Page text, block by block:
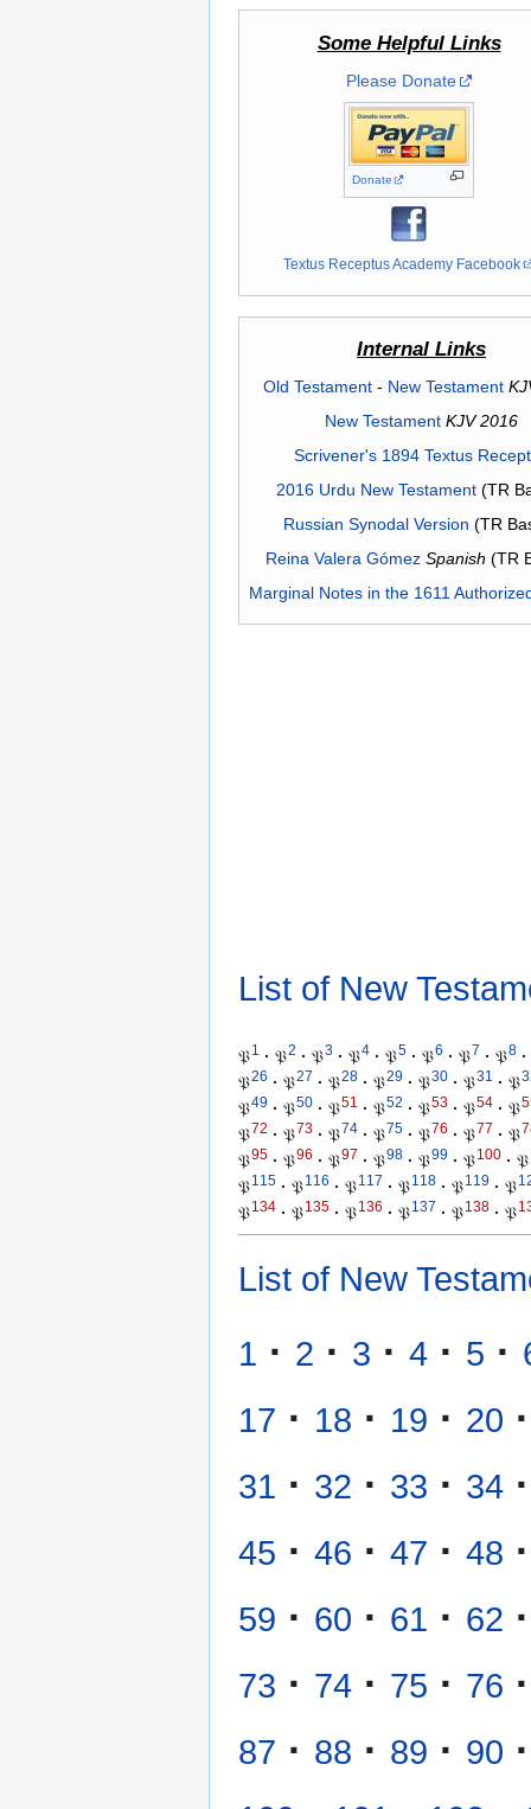
Some Helpful Links
Please Donate
Donate
Textus Receptus Academy Facebook
Internal Links
Old Testament- New Testament
New Testament KJV 2016
Scrivener's 1894 Textus
2016 Urdu New Testament(TR
Russian Synodal Version (TR
Reina Valera Gómez Spanish (TR
Marginal Notes in the 1611
List of New
𝔓1 · 𝔓2 · 𝔓3 · 𝔓4 · 𝔓5 · 𝔓6 · 𝔓7 · 𝔓8 ·
𝔓26 · 𝔓27 · 𝔓28 · 𝔓29 · 𝔓30 · 𝔓31 · 𝔓
𝔓49 · 𝔓50 · 𝔓51 · 𝔓52 · 𝔓53 · 𝔓54 · 𝔓
𝔓72 · 𝔓73 · 𝔓74 · 𝔓75 · 𝔓76 · 𝔓77 · 𝔓
𝔓95 · 𝔓96 · 𝔓97 · 𝔓98 · 𝔓99 · 𝔓100 · 𝔓
𝔓115 · 𝔓116 · 𝔓117 · 𝔓118 · 𝔓119 · 𝔓
𝔓134 · 𝔓135 · 𝔓136 · 𝔓137 · 𝔓138 · 𝔓
List of New
1 · 2 · 3 · 4 · 5 ·
17 · 18 · 19 · 20 ·
31 · 32 · 33 · 34 ·
45 · 46 · 47 · 48 ·
59 · 60 · 61 · 62 ·
73 · 74 · 75 · 76 ·
87 · 88 · 89 · 90 ·